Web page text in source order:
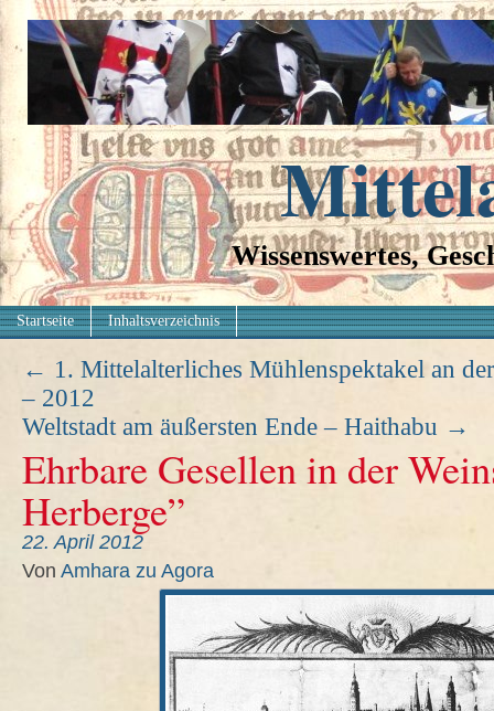
Wissenswertes,
Startseite Inhaltsverzeichnis
← 1. Mittelalterliches Mühlenspektakel an
– 2012
Weltstadt am äußersten Ende – Haithabu →
Ehrbare Gesellen in der
Herberge”
22. April 2012
Von Amhara zu Agora